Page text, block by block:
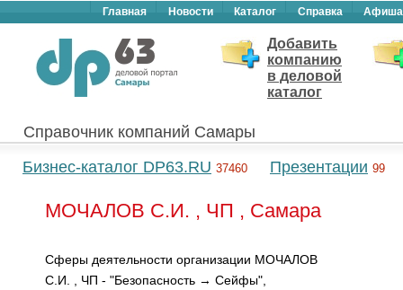
Главная Новости Каталог Справка Афиша
Добавить
компанию
в деловой
каталог
Справочник компаний Самары
Бизнес-каталог DP63.RU 37460 Презентации 99
МОЧАЛОВ С.И. , ЧП , Самара
Сферы деятельности организации МОЧАЛОВ
С.И. , ЧП - "Безопасность → Сейфы",